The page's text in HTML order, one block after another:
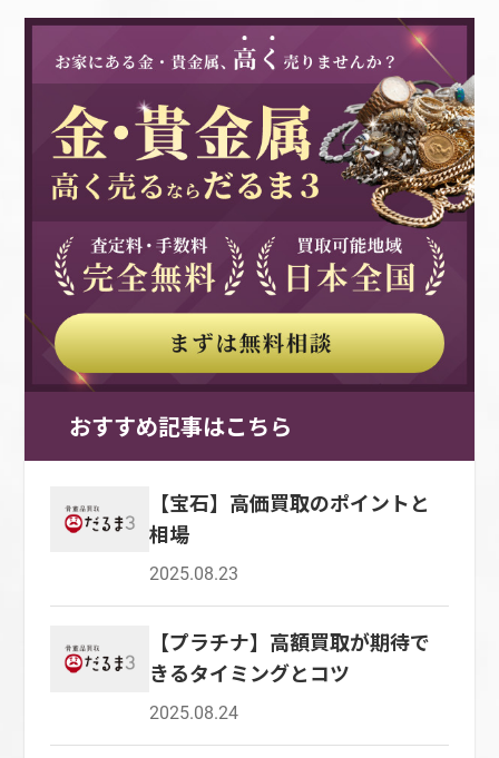
す。 シルバーを手放す際に選べる買取業者の
種類 シルバー製品を手放す際に選べる買取業
者には、いくつか種類があります。 買取業者
それぞれに、メリットやデメリットがあるた
め、ご自身の状況にあわせて選択することが大
切です。 選ぶ方法によっては、損をする可能
性も考えられます。 買取方法の種類を知り、大
切なシルバーを適正な価格で手放せるようにし
ましょう。 持込買取・持込査定 シルバー製品
を手放す際に選べる買取業者の種類として、ま
ず挙げられるのは持込買取・持込査定です。
持込買取・持込査定のメリットとしては、査定
から買取まで、一連の流れをすべてその場で済
ませられることや、疑問点が発生した場合で
も、すぐにその場で確かめられることがありま
す。 買取まですべてその場で済ませることが
取・持込査定の大きなメリットの一つです。
一方、持込買取・持込査定は、シルバー製品を
店舗まで運ぶ手間がかかることや、手間がかか
るために時間に余裕がないと利用しにくいこ
と、持ち込む途中にシルバー製品を傷つけてし
まうリスクが考えられることが、デメリットと
して挙げられます。 郵送買取・郵送査定 シル
バー製品を手放す際に選べる買取業者の種類と
して、郵送買取・郵送査定という方法がありま
ほど、買取価格も上がると考えられるでしょ
う。 たとえば、刻印がPt950の製品であれば、
純度95%で計算します。 その製品の重量が20g
であれば、買取価格の目安は、プラチナの相場
×95%×20gの計算式で算出できます。 付属品
プラチナ製品の高価買取のためには、付属品の
有無もポイントです。 そのジュエリーにダイ
ヤモンドやルビーなどの宝石があるかどうか、
購入時の保証書や鑑定書が付属しているかどう
かは、価格に影響するポイントです。 宝石に
より装飾が施されている場合には、その宝石の
価値を加味して価格に反映されます。 宝石の
価値が高いものであれば、さらに高値に期待で
きることでしょう。 ただし、宝石が付属して
いれば、必ずしも査定額に上乗せがあるわけで
はありません。 メレダイヤなど、業者によっ
ては価格に反映されないケースもあるため、注
意が必要です。 デザイン プラチナ製品の高価
と考えられます。 デザイン性の高さや、商品の
ブランド力も、買取価格に反映されやすいもの
です。 ジュエリーとして、見た目の美しさは重
要なポイントであるため、人気のデザインや限
定商品である場合には、査定額が高くなること
定を依頼することで、価値を再評価してもらえ
ます。 買取を通じて、大切にしてきたジュエリ
ーが評価され、新たな持ち主の手に渡ること
は、時代を超えて輝き続けるジュエリーの価値
を感じる瞬間となるでしょう。 ジュエリーを
高価買取してもらうためのコツ ジュエリーを
できるだけ高価買取してもらうためには、いく
つかのコツがあります。 査定前に少し工夫す
ることで、買取価格のアップが期待できます。
鑑定書や箱などの付属品を揃える ジュエリー
を高価買取してもらうためには、鑑定書や箱な
どの付属品を揃えておくことがポイントです。
宝石の質を証明する書類として、鑑定書と鑑別
書があります。 鑑定書は、ダイヤモンドに対
して発行されます。 ダイヤモンドのグレード
に対して発行できる書類です。 宝石の種類、
サイズ、処理、天然ものか・人工的なものか、
本物か・偽物かなどの宝石を分析した情報が記
になる場合があるため、鑑定書や鑑別書があれ
ば準備しておきましょう。 また、袋や箱など
の付属品、ブランドが発行したカードや保証書
などがあると、買取価格の上昇につながる場合
があります。 鑑定書や箱などの付属品は、で
気は続いていくと考えられるでしょう。 自宅
に眠る宝石はありませんか 自宅に身につけな
くなった宝石を眠らせたままにしている方はい
ませんか。 宝石は、価値の高いアイテムで、
高いお金を支払って購入している人も多いでし
ょう。 そのため、利用しなくなっても、手放
すのが惜しいと感じてしまう人も多くいます。
しかし、利用せずしまったままにしていては、
宝石の美しさが発揮されません。 買取を依頼
して、必要としている人の手に渡り、身につけ
てもらえれば、手放してよかったと感じられる
でしょう。 また、価値の高い宝石であれば手
元にお金も残るため、宝石を利用せずしまった
う。 宝石を高額買取してもらうには 宝石を買
取してもらうのであれば、できるだけ高値をつ
けてもらいたいと考えるでしょう。 高額買取
を狙うなら、鑑定書や鑑別書の用意や、日ごろ
のお手入れ、流行のチェックなどが大切です。
鑑定書や鑑別書を用意する 宝石のついたジュ
エリーを購入するとき、多くのショップでは、
石の鑑定書や鑑別書を一緒に渡してくれます。
鑑定書や鑑別書は、宝石鑑定機関が発行した正
などを証明する大切な役割があります。 鑑定
り、一度も価値を失ったことがありません。
金・貴金属は、価格に変動がありますが、比較
的安定した資産として、昔から根強い人気があ
るのです。 もし、お手元に不要な金・貴金属
製品があれば、売却を検討してみてはいかがで
しょうか。 売却した金・貴金属製品に価値を
見出し、大切にしてくれる人がきっとどこかに
貴金属の魅力 貴金属は、時代を経ても人気が
高く、特に金は、価値が下がりにくく需要が高
いとされています。 金は、人工的に生み出す
ことが不可能であり、世界各国において貨幣の
素材として使用されていることから、世界中で
価値あるものとして位置づけられています。
金・貴金属は、それ自体の美しさに魅了される
り、安定した資産を持ちたい人にも人気なので
す。 金・貴金属の長期価格推移を紹介 金・貴
金属は、オイルショックやリーマンショック、
がらも、長期的には右肩上がりに大きく上昇し
て推移しています。 つまり、金・貴金属を保有
することは、長期的な資産の保全手段として有
効なものであり、インフレなどのリスクヘッジ
おすすめ記事はこちら
【宝石】高価買取のポイントと
相場
2025.08.23
【プラチナ】高額買取が期待で
きるタイミングとコツ
2025.08.24